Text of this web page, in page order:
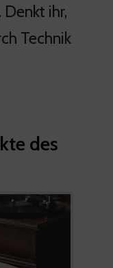
ihr,
Technik
des